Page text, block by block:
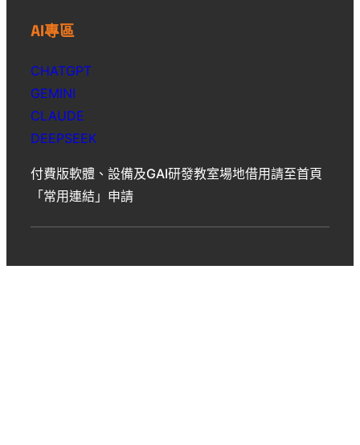
AI專區
CHATGPT
GEMINI
CLAUDE
DEEPSEEK
付費版軟體、設備及GAI研發教室場地借用請至首頁
「常用連結」申請